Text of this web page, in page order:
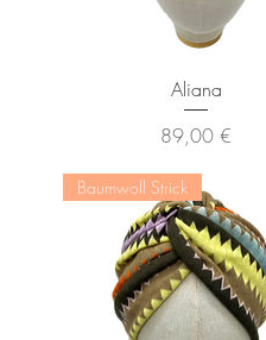
Schnellansicht
Aliana
Preis
89,00 €
Baumwoll Strick